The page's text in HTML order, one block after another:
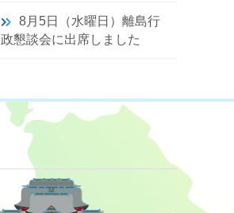
8月5日（水曜日）離島行
政懇談会に出席しました